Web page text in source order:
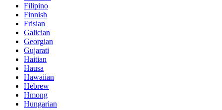
Filipino
Finnish
Frisian
Galician
Georgian
Gujarati
Haitian
Hausa
Hawaiian
Hebrew
Hmong
Hungarian